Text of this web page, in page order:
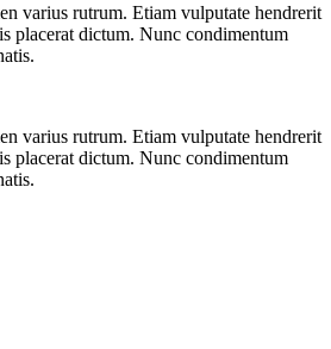
varius rutrum. Etiam vulputate hendrerit
placerat dictum. Nunc condimentum
varius rutrum. Etiam vulputate hendrerit
placerat dictum. Nunc condimentum